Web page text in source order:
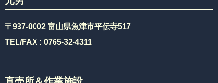
〒937-0002 富山県魚津市平伝寺517
TEL/FAX : 0765-32-4311